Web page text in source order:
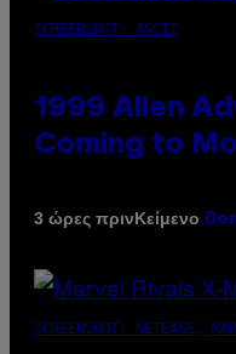
SCREENSHOT: ASCII
1999 Alien
Coming to
3 ώρες πρινΚείμενο
SCREENSHOT: NETEASE,